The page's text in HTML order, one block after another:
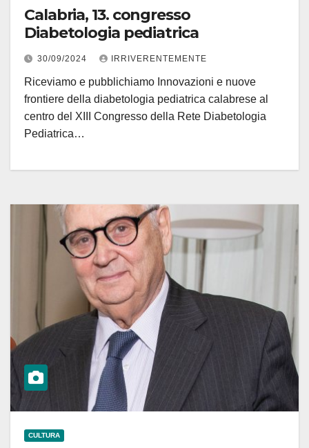
Calabria, 13. congresso
Diabetologia pediatrica
30/09/2024 IRRIVERENTEMENTE
Riceviamo e pubblichiamo Innovazioni e nuove
frontiere della diabetologia pediatrica calabrese al
centro del XIII Congresso della Rete Diabetologia
Pediatrica…
CULTURA